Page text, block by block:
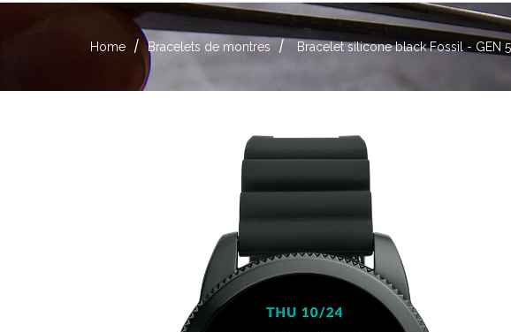
Home Bracelets de montres Bracelet silicone black Fossil - GEN